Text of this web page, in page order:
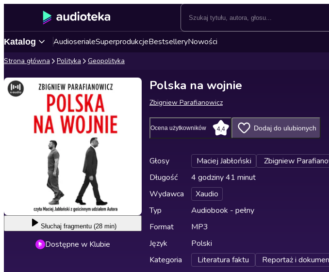
Katalog AudioserialeSuperprodukcjeBestselleryNowości
Strona główna Polityka Geopolityka
Słuchaj fragmentu (28 min)
Dostępne w Klubie
Polska na wojnie
Zbigniew Parafianowicz
Ocena użytkowników 4,4 Dodaj do ulubionych
Głosy Maciej Jabłoński
Zbigniew
Długość
4 godziny 41 minut
Wydawca
Xaudio
Typ
Audiobook - pełny
Format
MP3
Język
Polski
Kategoria
Literatura faktu Reportaż i